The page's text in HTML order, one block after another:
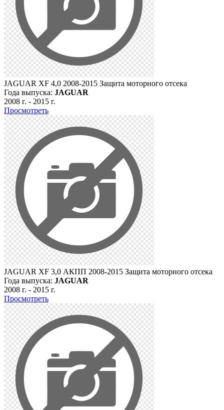
JAGUAR XF 4,0 2008-2015 Защита моторного отсека
Года выпуска: JAGUAR
2008 г. - 2015 г.
Просмотреть
JAGUAR XF 3,0 АКПП 2008-2015 Защита моторного отсека
Года выпуска: JAGUAR
2008 г. - 2015 г.
Просмотреть